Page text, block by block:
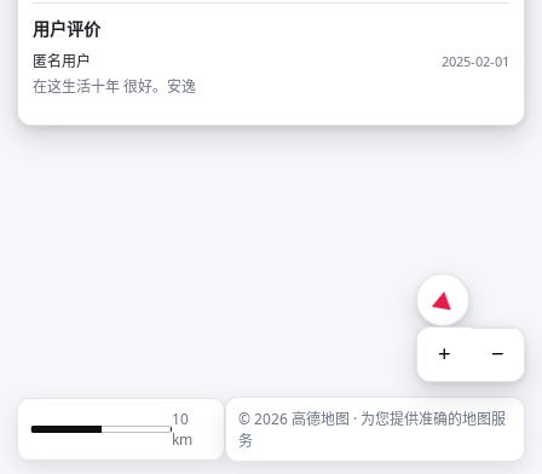
用户评价
匿名用户 2025-02-01
在这生活十年 很好。安逸
+ −
10
km
© 2026 高德地图 · 为您提供准确的地图服
务